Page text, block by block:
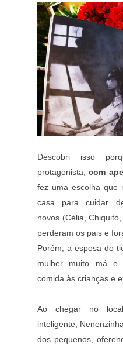
Descobri isso
protagonista,com
fez uma escolha que
casa para cuidar
novos (Célia,
perderam os pais e
Porém, a esposa do
mulher muito má e
comida às crianças e
Ao chegar no
inteligente,
dos pequenos,